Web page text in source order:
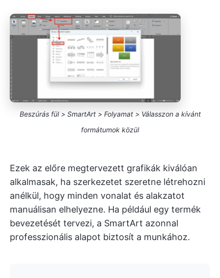
Beszúrás fül > SmartArt > Folyamat > Válasszon a kívánt
formátumok közül
Ezek az előre megtervezett grafikák kiválóan
alkalmasak, ha szerkezetet szeretne létrehozni
anélkül, hogy minden vonalat és alakzatot
manuálisan elhelyezne. Ha például egy termék
bevezetését tervezi, a SmartArt azonnal
professzionális alapot biztosít a munkához.